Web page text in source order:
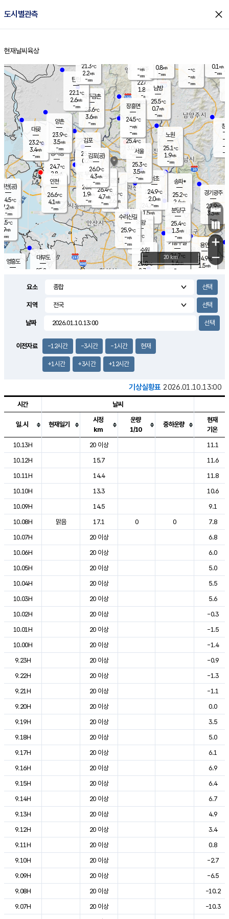
도시별관측 close
홈
현재날씨 육상
의도
℃
m/s
mm
영흥도
양주
22.6℃
1.8
-mm
과천
24.7℃
1.5m/s
- mm
용인
24.9℃
1.5m/s
경기광주
22.9℃
3.3m/s
-mm
2.2m/s
대부도
25.2
경서동
24.7℃
2.8 m/s
-mm
파주금촌
23.6℃
3.6m/s
-mm
-℃
-m/s
-mm
대곶
23.2℃
3.4m/s
-mm
창
-
-m/
-
탄현
22.1℃
2.6m/s
-mm
0.1 m/s
-mm
의왕
- ℃
m/s
mm
김포
25.0℃
0.2 m/s
mm
광명
26.4 ℃
2.6 m/s
-mm
부천
26.6℃
1.9m/s
-mm
양촌
23.9℃
3.5m/s
-mm
구로
26.4℃
4.7m/s
-mm
은평
25.4℃
3.0 m/s
- mm
노원
25.1℃
1.9m/s
-mm
송파*
25.2℃
2.4m/s
-mm
서초
24.9℃
2.0m/s
-mm
남방
25.5℃
0.7m/s
-mm
기흥구갈
24.7℃
1.6m/s
-
수리산길
25.9℃
-m/s
-mm
분당구
25.4℃
1.3m/s
-mm
장흥면
24.5℃
-m/s
-mm
-m/s
-mm
인천(공)
24.5℃
7.2m/s
-mm
김포(공)
26.0℃
4.3m/s
-mm
수원
25.8℃
2.7 m/s
인천
26.6℃
4.1 m/s
-mm
서울
25.3℃
3.5m/s
-mm
21.3℃
2.2m/s
-mm
0.8m/s
-mm
+
−
20 km
요소
지역
날짜
이전자료 -12시간 -3시간 -1시간 현재
+1시간 +3시간 +12시간
기상실황표 2026.01.10.13:00
도시별 기상실황표로 지점, 날씨, 기온, 강수, 바람, 기압등을 안내한 표입
시간 날씨
일.시 현재일기
시정
km
운량
1/10
중하운량
현재
기온
10.13H
20 이상
11.1
10.12H
15.7
11.6
10.11H
14.4
11.8
10.10H
13.3
10.6
10.09H
14.5
9.1
10.08H
맑음 17.1 0 0
7.8
10.07H
20 이상
6.8
10.06H
20 이상
6.0
10.05H
20 이상
5.0
10.04H
20 이상
5.5
10.03H
20 이상
5.6
10.02H
20 이상
-0.3
10.01H
20 이상
-1.5
10.00H
20 이상
-1.4
9.23H
20 이상
-0.9
9.22H
20 이상
-1.3
9.21H
20 이상
-1.1
9.20H
20 이상
0.0
9.19H
20 이상
3.5
9.18H
20 이상
5.0
9.17H
20 이상
6.1
9.16H
20 이상
6.9
9.15H
20 이상
6.4
9.14H
20 이상
6.7
9.13H
20 이상
4.9
9.12H
20 이상
3.4
9.11H
20 이상
0.8
9.10H
20 이상
-2.7
9.09H
20 이상
-6.5
9.08H
20 이상
-10.2
9.07H
20 이상
-10.3